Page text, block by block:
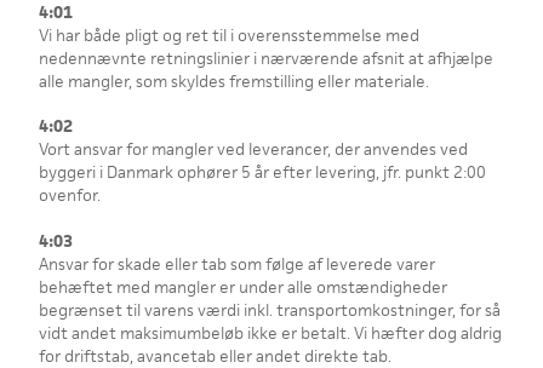
4:01
Vi har både pligt og ret til i overensstemmelse med
nedennævnte retningslinier i nærværende afsnit at afhjælpe
alle mangler, som skyldes fremstilling eller materiale.
4:02
Vort ansvar for mangler ved leverancer, der anvendes ved
byggeri i Danmark ophører 5 år efter levering, jfr. punkt 2:00
ovenfor.
4:03
Ansvar for skade eller tab som følge af leverede varer
behæftet med mangler er under alle omstændigheder
begrænset til varens værdi inkl. transportomkostninger, for så
vidt andet maksimumbeløb ikke er betalt. Vi hæfter dog aldrig
for driftstab, avancetab eller andet direkte tab.